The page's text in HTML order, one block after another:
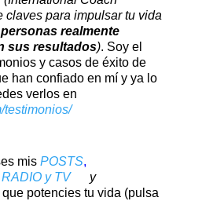
claves para impulsar tu vida
realmente
sus resultados). Soy el
y casos de éxito de
han confiado en mí y ya lo
verlos en
testimonios/
mis POSTS,
y TV
y
que potencies tu vida (pulsa